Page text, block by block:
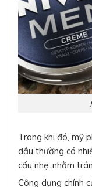
Trong khi đó, mỹ
dầu thường có
cấu nhẹ, nhằm
Công dụng chính